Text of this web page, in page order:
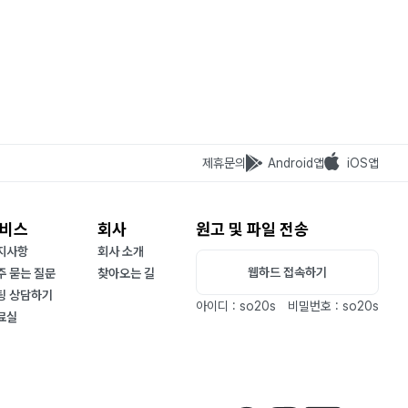
제휴문의 Android앱 iOS앱
스
사항
묻는 질문
상담하기
실
회사
회사 소개
찾아오는 길
원고 및 파일 전송
웹하드 접속하기
아이디 : so20s 비밀번호 : so20s